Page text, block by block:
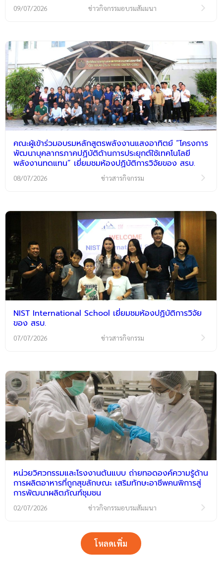
09/07/2026 ข่าวกิจกรรมอบรมสัมมนา
คณะผู้เข้าร่วมอบรมหลักสูตรพลังงานแสงอาทิตย์ “โครงการ
พัฒนาบุคลากรภาคปฏิบัติด้านการประยุกต์ใช้เทคโนโลยี
พลังงานทดแทน” เยี่ยมชมห้องปฏิบัติการวิจัยของ สรบ.
08/07/2026 ข่าวสารกิจกรรม
NIST International School เยี่ยมชมห้องปฏิบัติการวิจัย
ของ สรบ.
07/07/2026 ข่าวสารกิจกรรม
หน่วยวิศวกรรมและโรงงานต้นแบบ ถ่ายทอดองค์ความรู้ด้าน
การผลิตอาหารที่ถูกสุขลักษณะ เสริมทักษะอาชีพคนพิการสู่
การพัฒนาผลิตภัณฑ์ชุมชน
02/07/2026 ข่าวกิจกรรมอบรมสัมมนา
โหลดเพิ่ม